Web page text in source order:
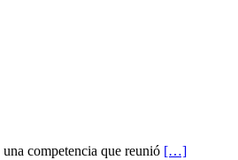
competencia que reunió […]